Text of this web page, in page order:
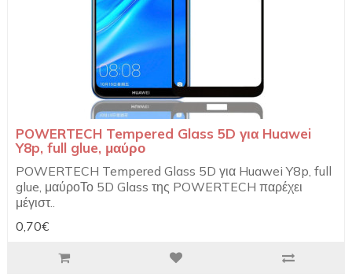
POWERTECH Tempered Glass 5D για Huawei
Y8p, full glue, μαύρο
POWERTECH Tempered Glass 5D για Huawei Y8p, full
glue, μαύροΤο 5D Glass της POWERTECH παρέχει
μέγιστ..
0,70€